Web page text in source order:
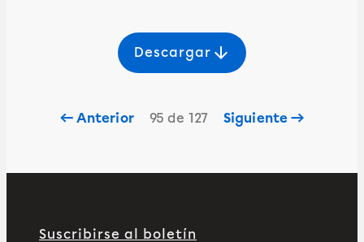
Descargar arrow_downward
← Anterior 95 de 127 Siguiente →
Suscribirse al boletín